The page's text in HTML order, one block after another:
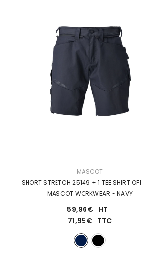
MASCOT
SHORT STRETCH 25149 + 1 TEE SHIRT
MASCOT WORKWEAR - NAVY
59,96€ HT
71,95€ TTC